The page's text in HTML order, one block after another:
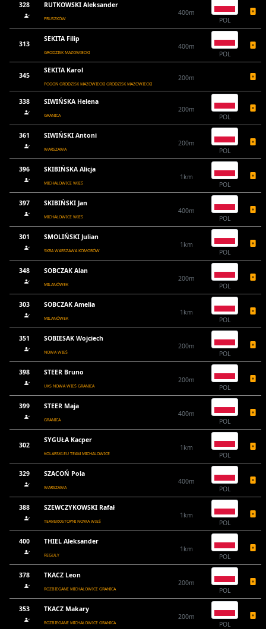
328 RUTKOWSKI Aleksander
PRUSZKÓW
400m
POL
313
SEKITA Filip
GRODZISK MAZOWIECKI
400m
POL
345
SEKITA Karol
POGOŃ GRODZISK MAZOWIECKI GRODZISK MAZOWIECKI
200m
338 SIWIŃSKA Helena
GRANICA
200m
POL
361 SIWIŃSKI Antoni
WARSZAWA
200m
POL
396 SKIBIŃSKA Alicja
MICHAŁOWICE WIEŚ
1km
POL
397 SKIBIŃSKI Jan
MICHAŁOWICE WIEŚ
400m
POL
301 SMOLIŃSKI Julian
SKRA WARSZAWA KOMORÓW
1km
POL
348 SOBCZAK Alan
MILANÓWEK
200m
POL
303 SOBCZAK Amelia
MILANÓWEK
1km
POL
351 SOBIESAK Wojciech
NOWA WIEŚ
200m
POL
398 STEER Bruno
UKS NOWA WIEŚ GRANICA
200m
POL
399 STEER Maja
GRANICA
400m
POL
302
SYGUŁA Kacper
KOLARSKI.EU TEAM MICHALOWICE
1km
POL
329 SZACOŃ Pola
WARSZAWA
400m
POL
388 SZEWCZYKOWSKI Rafał
TEAM360STOPNI NOWA WIEŚ
1km
POL
400 THIEL Aleksander
REGUŁY
1km
POL
378 TKACZ Leon
ROZBIEGANE MICHAŁOWICE GRANICA
200m
POL
353 TKACZ Makary
ROZBIEGANE MICHAŁOWICE GRANICA
200m
POL